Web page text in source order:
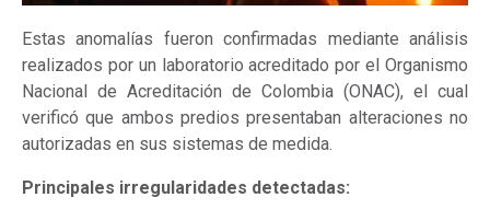
Estas anomalías fueron confirmadas mediante análisis
realizados por un laboratorio acreditado por el Organismo
Nacional de Acreditación de Colombia (ONAC), el cual
verificó que ambos predios presentaban alteraciones no
autorizadas en sus sistemas de medida.
Principales irregularidades detectadas: